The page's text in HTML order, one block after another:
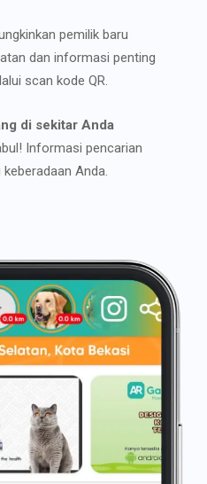
pemilik baru
dan informasi penting
scan kode QR.
di sekitar Anda
Informasi pencarian
Anda.